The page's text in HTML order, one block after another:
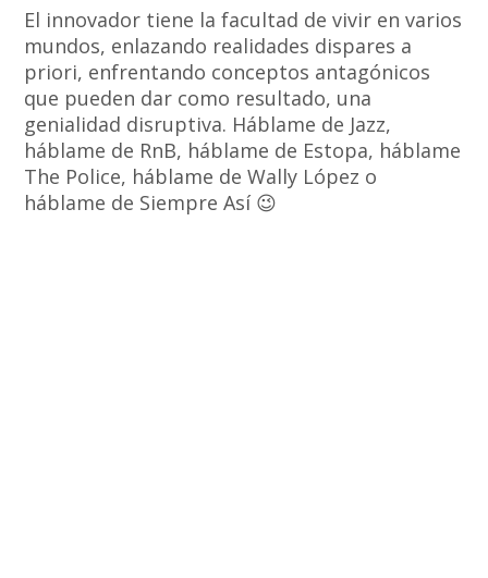
El innovador tiene la facultad de vivir en varios
mundos, enlazando realidades dispares a
priori, enfrentando conceptos antagónicos
que pueden dar como resultado, una
genialidad disruptiva. Háblame de Jazz,
háblame de RnB, háblame de Estopa, háblame
The Police, háblame de Wally López o
háblame de Siempre Así 😉